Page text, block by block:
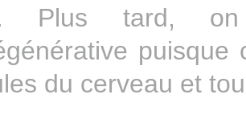
Plus tard,
du cerveau et